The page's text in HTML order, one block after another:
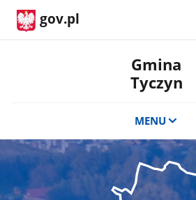
gov.pl
Gmina
Tyczyn
MENU